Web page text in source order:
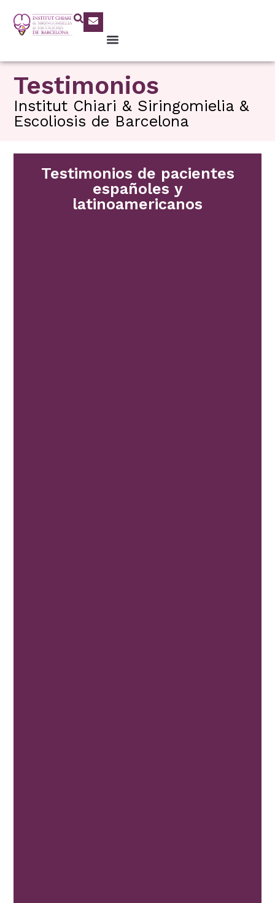
Testimonios
Institut Chiari & Siringomielia &
Escoliosis de Barcelona
Testimonios de pacientes
españoles y
latinoamericanos